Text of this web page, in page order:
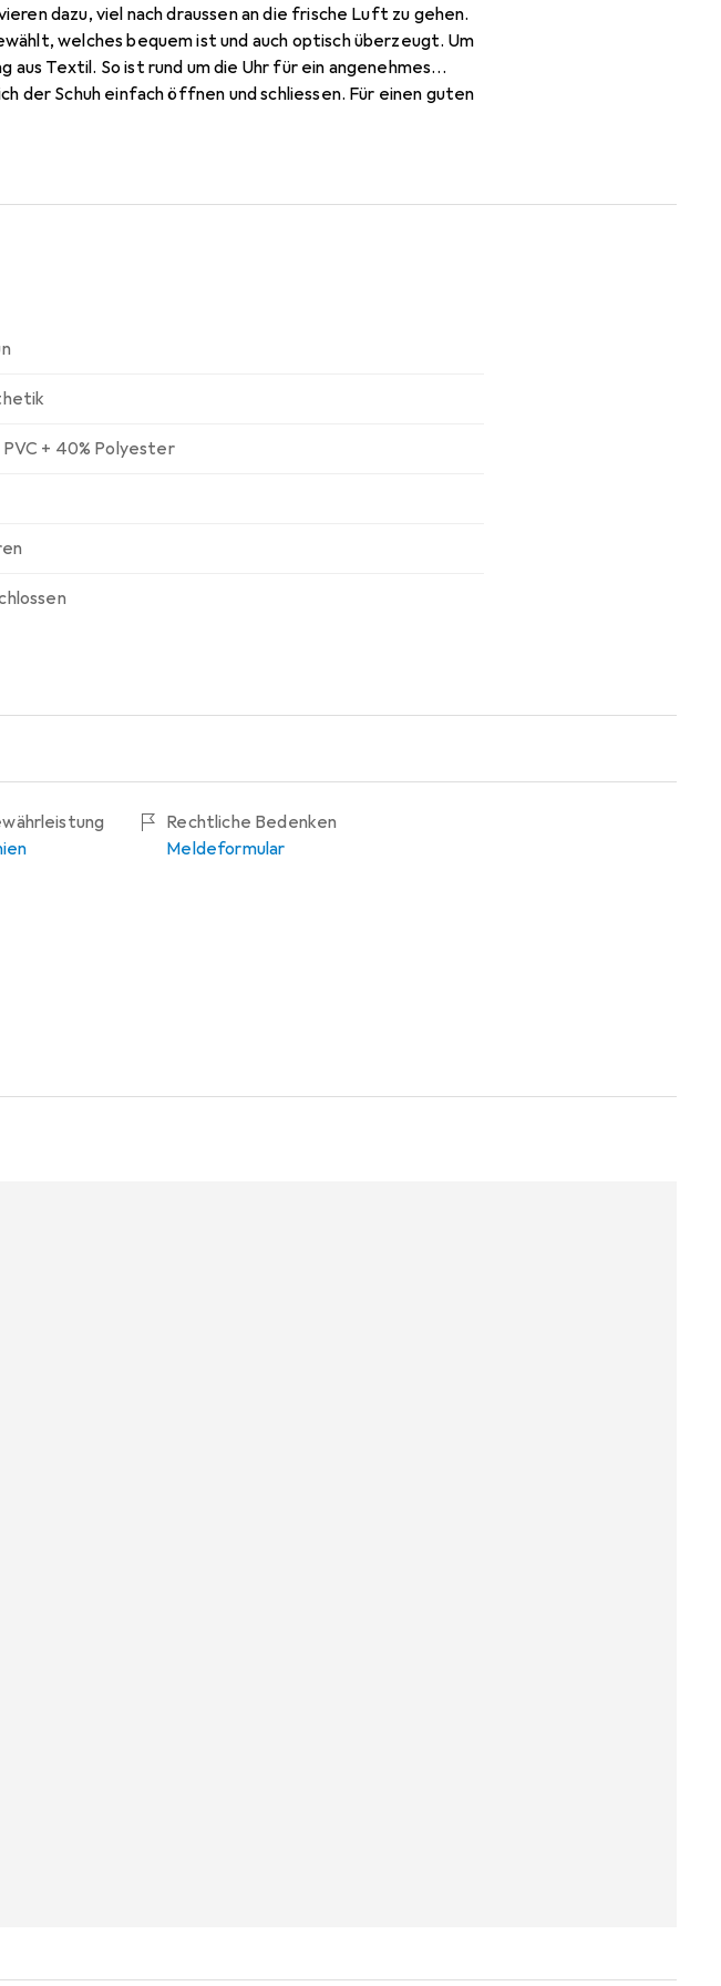
dazu, viel nach draussen an die frische Luft zu gehen.
welches bequem ist und auch optisch überzeugt. Um
Textil. So ist rund um die Uhr für ein angenehmes
der Schuh einfach öffnen und schliessen. Für einen guten
von LICO ist ein echter Glücksgriff in Sachen Komfort
PVC + 40% Polyester
Rechtliche Bedenken
Meldeformular